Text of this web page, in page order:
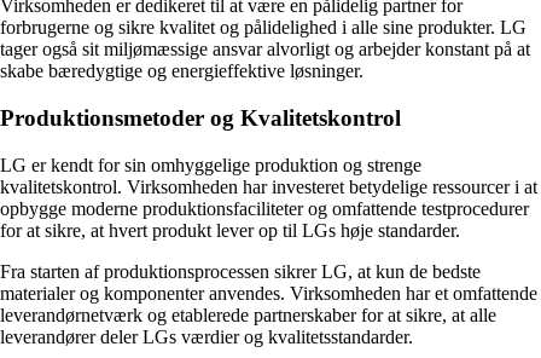
Virksomheden er dedikeret til at være en pålidelig partner for
forbrugerne og sikre kvalitet og pålidelighed i alle sine produkter. LG
tager også sit miljømæssige ansvar alvorligt og arbejder konstant på at
skabe bæredygtige og energieffektive løsninger.
Produktionsmetoder og Kvalitetskontrol
LG er kendt for sin omhyggelige produktion og strenge
kvalitetskontrol. Virksomheden har investeret betydelige ressourcer i at
opbygge moderne produktionsfaciliteter og omfattende testprocedurer
for at sikre, at hvert produkt lever op til LGs høje standarder.
Fra starten af produktionsprocessen sikrer LG, at kun de bedste
materialer og komponenter anvendes. Virksomheden har et omfattende
leverandørnetværk og etablerede partnerskaber for at sikre, at alle
leverandører deler LGs værdier og kvalitetsstandarder.